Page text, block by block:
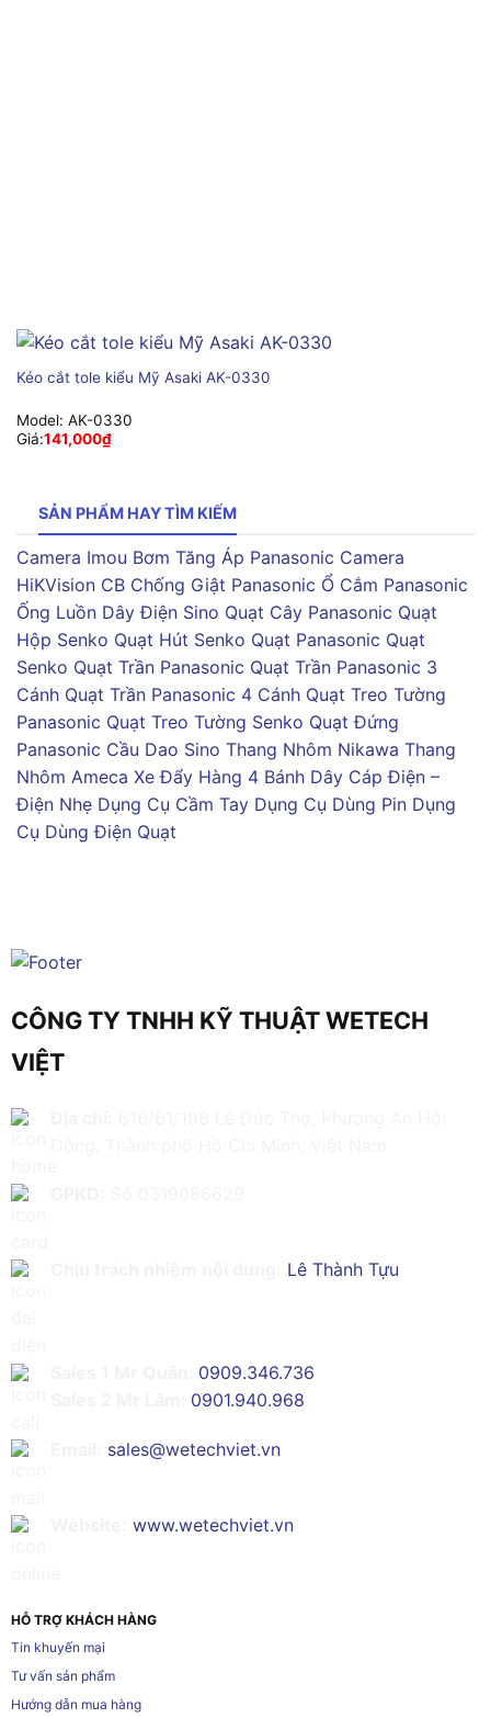
Kéo cắt tole kiểu Mỹ Asaki AK-0330
Model: AK-0330
Giá:141,000₫
SẢN PHẨM HAY TÌM KIẾM
Camera Imou Bơm Tăng Áp Panasonic Camera
HiKVision CB Chống Giật Panasonic Ổ Cắm Panasonic
Ống Luồn Dây Điện Sino Quạt Cây Panasonic Quạt
Hộp Senko Quạt Hút Senko Quạt Panasonic Quạt
Senko Quạt Trần Panasonic Quạt Trần Panasonic 3
Cánh Quạt Trần Panasonic 4 Cánh Quạt Treo Tường
Panasonic Quạt Treo Tường Senko Quạt Đứng
Panasonic Cầu Dao Sino Thang Nhôm Nikawa Thang
Nhôm Ameca Xe Đẩy Hàng 4 Bánh Dây Cáp Điện –
Điện Nhẹ Dụng Cụ Cầm Tay Dụng Cụ Dùng Pin Dụng
Cụ Dùng Điện Quạt
CÔNG TY TNHH KỸ THUẬT WETECH
VIỆT
Lê Thành Tựu
0909.346.736
0901.940.968
sales@wetechviet.vn
www.wetechviet.vn
HỖ TRỢ KHÁCH HÀNG
Tin khuyến mại
Tư vấn sản phẩm
Hướng dẫn mua hàng